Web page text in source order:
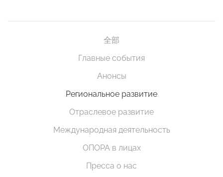
全部
Главные события
Анонсы
Региональное развитие
Отраслевое развитие
Международная деятельность
ОПОРА в лицах
Пресса о нас